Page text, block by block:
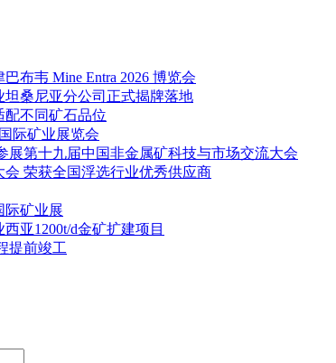
布韦 Mine Entra 2026 博览会
桑尼亚分公司正式揭牌落地
配不同矿石品位
际矿业展览会
展第十九届中国非金属矿科技与市场交流大会
荣获全国浮选行业优秀供应商
际矿业展
亚1200t/d金矿扩建项目
提前竣工